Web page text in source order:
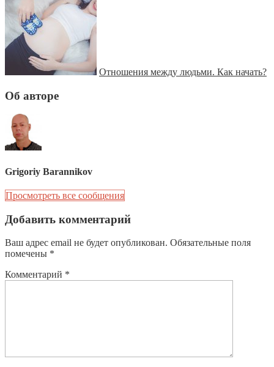
Отношения между людьми. Как начать?
Об авторе
Grigoriy Barannikov
Просмотреть все сообщения
Добавить комментарий
Ваш адрес email не будет опубликован. Обязательные поля
помечены *
Комментарий *